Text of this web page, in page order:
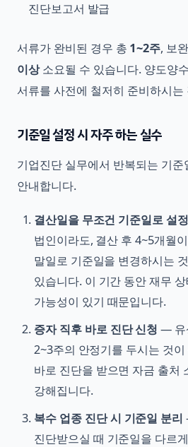
진단보고서 발급
서류가 완비된 경우 총 1~2주, 보
이상소요될 수 있습니다. 양도양
서류를 사전에 철저히 준비하시
기준일 설정 시 자주 하는 실수
기업진단 실무에서 반복되는 기준
안내합니다.
결산일을 무조건 기준일로 설정
법인이라도, 결산 후 4~5개월
말일로 기준일을 변경하시는
있습니다. 이 기간 동안 재무
가능성이 있기 때문입니다.
증자 직후 바로 진단 신청 — 유
2~3주의 안정기를 두시는 것
바로 진단을 받으면 자금 출처
강해집니다.
복수 업종 진단 시 기준일 분리
진단받으실 때 기준일을 다르